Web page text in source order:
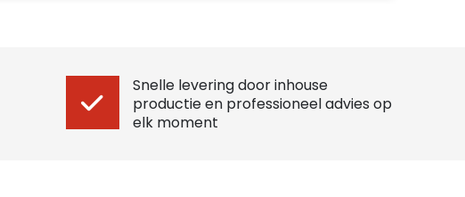
Snelle levering door inhouse
productie en professioneel advies op
elk moment